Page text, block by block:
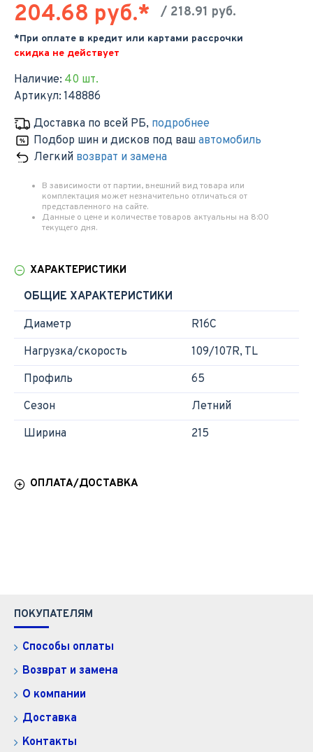
Наличие: 40 шт.
Артикул: 148886
204.68 руб.* / 218.91 руб.
*При оплате в кредит или картами рассрочки
скидка не действует
Доставка по всей РБ, подробнее
Подбор шин и дисков под ваш автомобиль
Легкий возврат и замена
В зависимости от партии, внешний вид товара или
комплектация может незначительно отличаться от
представленного на сайте.
Данные о цене и количестве товаров актуальны на 8:00
текущего дня.
ХАРАКТЕРИСТИКИ
ОБЩИЕ ХАРАКТЕРИСТИКИ
Диаметр
R16C
Нагрузка/скорость
109/107R, TL
Профиль
65
Сезон
Летний
Ширина
215
ОПЛАТА/ДОСТАВКА
ПОКУПАТЕЛЯМ
Способы оплаты
Возврат и замена
О компании
Доставка
Контакты